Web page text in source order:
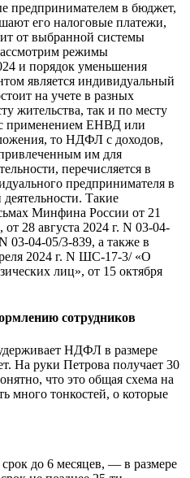
предпринимателем в бюджет,
его налоговые платежи,
от выбранной системы
режимы
и порядок уменьшения
является индивидуальный
на учете в разных
жительства, так и по месту
с применением ЕНВД или
то НДФЛ с доходов,
им для
перечисляется в
предпринимателя в
Такие
Минфина России от 21
28 августа 2024 г. N 03-04-
03-04-05/3-839, а также в
2024 г. N ШС-17-3/ «О
лиц», от 15 октября
сотрудников
НДФЛ в размере
На руки Петрова получает 30
что это общая схема на
много тонкостей, о которые
до 6 месяцев, — в размере